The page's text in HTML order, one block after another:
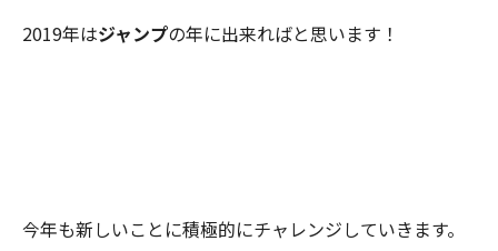
2019年はジャンプの年に出来ればと思います！
今年も新しいことに積極的にチャレンジしていきます。